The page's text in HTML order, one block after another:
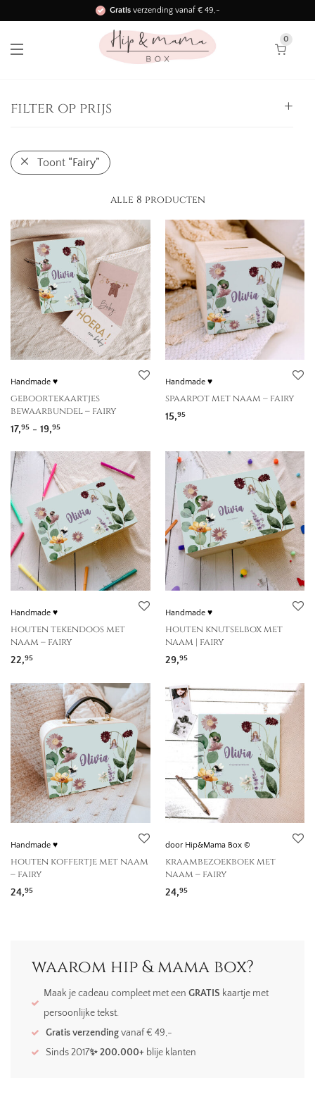
Gratisverzending vanaf € 49,-
Binnen 3 werkdagen in huis!
0
filter op prijs
Alle
0,--25,-
Toont “Fairy”
alle 8 producten
Handmade ♥
geboortekaartjes
bewaarbundel – fairy
17,95 - 19,95Prijsklasse: 17,95 tot 19,95
Handmade ♥
spaarpot met naam – fairy
15,95
Handmade ♥
houten tekendoos met
naam – fairy
22,95
Handmade ♥
houten knutselbox met
naam | fairy
29,95
Handmade ♥
houten koffertje met naam
– fairy
24,95
door Hip&Mama Box ©
kraambezoekboek met
naam – fairy
24,95
waarom hip & mama box?
Maak je cadeau compleet met een GRATIS kaartje met
persoonlijke tekst.
Gratis verzendingvanaf € 49,-
Sinds 2017✨ 200.000+ blije klanten